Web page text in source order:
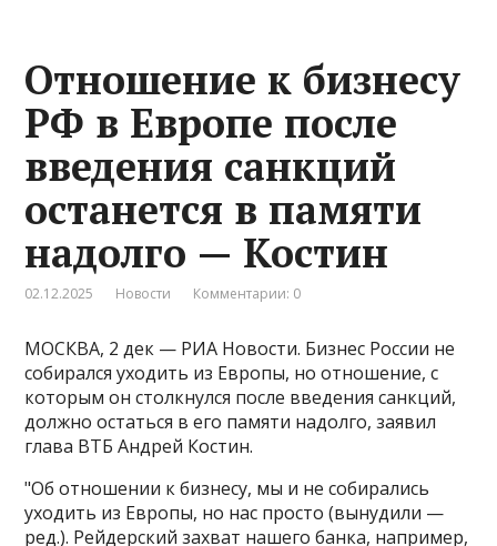
Отношение к бизнесу
РФ в Европе после
введения санкций
останется в памяти
надолго — Костин
02.12.2025 Новости Комментарии: 0
МОСКВА, 2 дек — РИА Новости. Бизнес России не
собирался уходить из Европы, но отношение, с
которым он столкнулся после введения санкций,
должно остаться в его памяти надолго, заявил
глава ВТБ Андрей Костин.
"Об отношении к бизнесу, мы и не собирались
уходить из Европы, но нас просто (вынудили —
ред​​​.). Рейдерский захват нашего банка, например,